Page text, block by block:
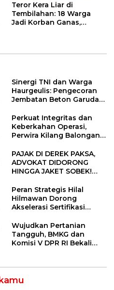
Teror Kera Liar di
Tembilahan: 18 Warga
Jadi Korban Ganas,
Sinergi TNI dan Warga
Haurgeulis: Pengecoran
Jembatan Beton Garuda
Perkuat Integritas dan
Keberkahan Operasi,
Perwira Kilang Balongan
PAJAK DI DEREK PAKSA,
ADVOKAT DIDORONG
HINGGA JAKET SOBEK!
Ngamuk Kepung Polresta
Pekanbaru!
Peran Strategis Hilal
Hilmawan Dorong
Akselerasi Sertifikasi
Entaskan Kemiskinan di
Indramayu
Wujudkan Pertanian
Tangguh, BMKG dan
Komisi V DPR RI Bekali